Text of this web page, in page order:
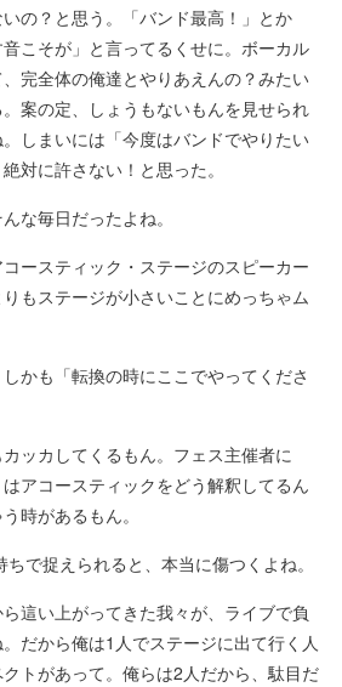
の？と思う。「バンド最高！」とか
音こそが」と言ってるくせに。ボーカル
完全体の俺達とやりあえんの？みたい
案の定、しょうもないもんを見せられ
しまいには「今度はバンドでやりたい
対に許さない！と思った。
な毎日だったよね。
コースティック・ステージのスピーカー
もステージが小さいことにめっちゃム
かも「転換の時にここでやってくださ
カッカしてくるもん。フェス主催者に
はアコースティックをどう解釈してるん
時があるもん。
ちで捉えられると、本当に傷つくよね。
ら這い上がってきた我々が、ライブで負
だから俺は1人でステージに出て行く人
トがあって。俺らは2人だから、駄目だ